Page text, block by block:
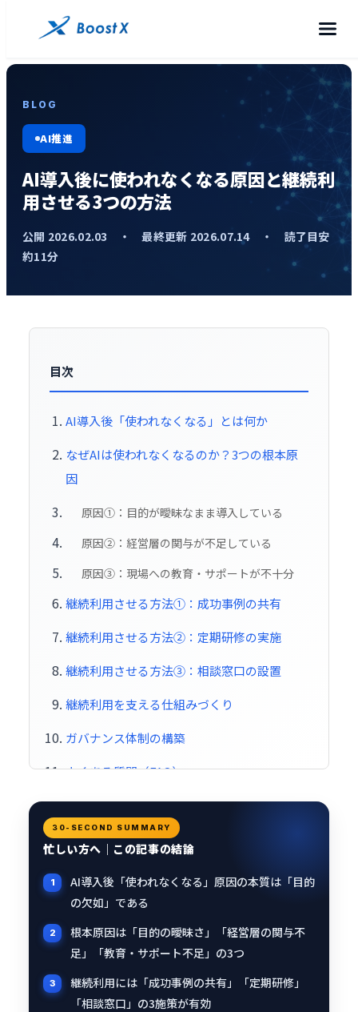
BLOG
AI推進
AI導入後に使われなくなる原因と継続利
用させる3つの方法
公開 2026.02.03 ・ 最終更新 2026.07.14 ・ 読了目安
約11分
目次
AI導入後「使われなくなる」とは何か
なぜAIは使われなくなるのか？3つの根本原
因
原因①：目的が曖昧なまま導入している
原因②：経営層の関与が不足している
原因③：現場への教育・サポートが不十分
継続利用させる方法①：成功事例の共有
継続利用させる方法②：定期研修の実施
継続利用させる方法③：相談窓口の設置
継続利用を支える仕組みづくり
ガバナンス体制の構築
よくある質問（FAQ）
まとめ
30-SECOND SUMMARY
忙しい方へ｜この記事の結論
AI導入後「使われなくなる」原因の本質は「目的
の欠如」である
根本原因は「目的の曖昧さ」「経営層の関与不
足」「教育・サポート不足」の3つ
継続利用には「成功事例の共有」「定期研修」
「相談窓口」の3施策が有効